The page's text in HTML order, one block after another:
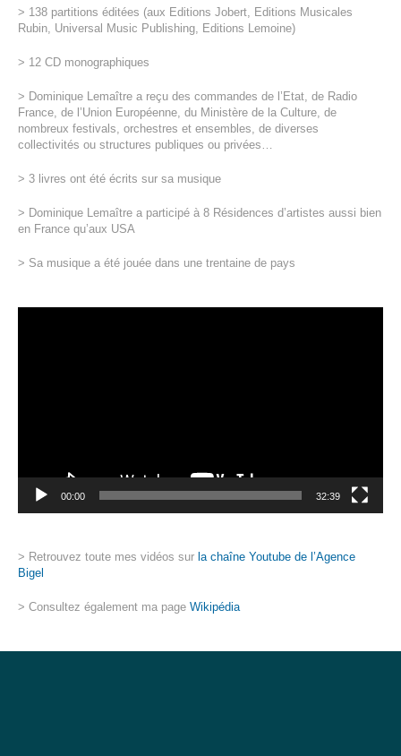
> 138 partitions éditées (aux Editions Jobert, Editions Musicales
Rubin, Universal Music Publishing, Editions Lemoine)
> 12 CD monographiques
> Dominique Lemaître a reçu des commandes de l’Etat, de Radio
France, de l’Union Européenne, du Ministère de la Culture, de
nombreux festivals, orchestres et ensembles, de diverses
collectivités ou structures publiques ou privées…
> 3 livres ont été écrits sur sa musique
> Dominique Lemaître a participé à 8 Résidences d’artistes aussi bien
en France qu’aux USA
> Sa musique a été jouée dans une trentaine de pays
00:00 32:39
> Retrouvez toute mes vidéos sur la chaîne Youtube de l’Agence
Bigel
> Consultez également ma page Wikipédia